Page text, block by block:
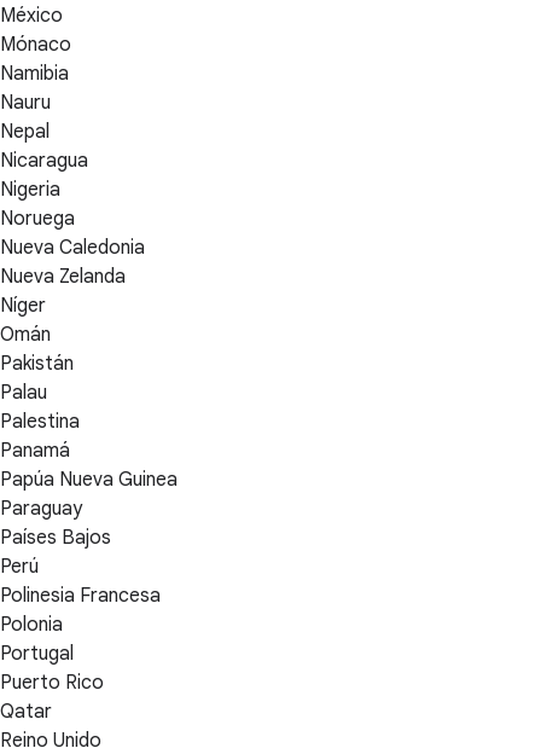
México
Mónaco
Namibia
Nauru
Nepal
Nicaragua
Nigeria
Noruega
Nueva Caledonia
Nueva Zelanda
Níger
Omán
Pakistán
Palau
Palestina
Panamá
Papúa Nueva Guinea
Paraguay
Países Bajos
Perú
Polinesia Francesa
Polonia
Portugal
Puerto Rico
Qatar
Reino Unido